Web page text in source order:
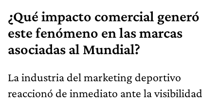
¿Qué impacto comercial generó
este fenómeno en las marcas
asociadas al Mundial?
La industria del marketing deportivo
reaccionó de inmediato ante la visibilidad